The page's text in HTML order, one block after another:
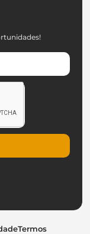
Termos